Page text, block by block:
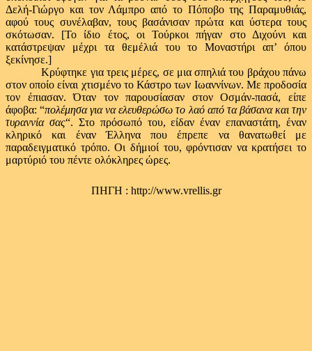
Δελή-Γιώργο και τον Λάμπρο από το Πόποβο της Παραμυθιάς,
αφού τους συνέλαβαν, τους βασάνισαν πρώτα και ύστερα τους
σκότωσαν. [Το ίδιο έτος, οι Τούρκοι πήγαν στο Διχούνι και
κατάστρεψαν μέχρι τα θεμέλιά του το Μοναστήρι απ’ όπου
ξεκίνησε.]
Κρύφτηκε για τρεις μέρες, σε μια σπηλιά του βράχου πάνω
στον οποίο είναι χτισμένο το Κάστρο των Ιωαννίνων. Με προδοσία
τον έπιασαν. Όταν τον παρουσίασαν στον Οσμάν-πασά, είπε
άφοβα: “πολέμησα για να ελευθερώσω το λαό από τα βάσανα και την
τυραννία σας“. Στο πρόσωπό του, είδαν έναν επαναστάτη, έναν
κληρικό και έναν Έλληνα που έπρεπε να θανατωθεί με
παραδειγματικό τρόπο. Οι δήμιοί του, φρόντισαν να κρατήσει το
μαρτύριό του πέντε ολόκληρες ώρες.
ΠΗΓΗ : http://www.vrellis.gr